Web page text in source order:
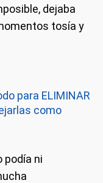
dejaba
tosía y
para ELIMINAR
como
podía ni